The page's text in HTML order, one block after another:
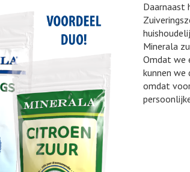
Daarnaast
Minerala
Omdat we
kunnen we
omdat